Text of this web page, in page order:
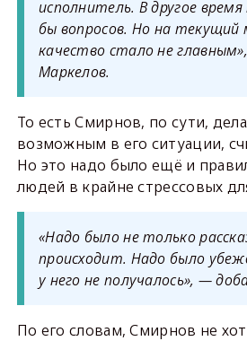
исполнитель. В другое
бы вопросов. Но на
качество стало не
Маркелов.
То есть Смирнов, по сути,
возможным в его ситуации,
Но это надо было ещё и
людей в крайне стрессовых
«Надо было не только
происходит. Надо было
у него не получалось», —
По его словам, Смирнов не